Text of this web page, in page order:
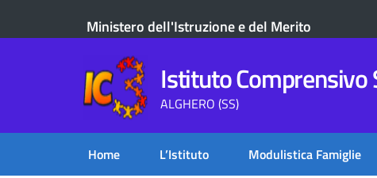
Ministero dell'Istruzione e del Merito
Istituto Comprensivo
ALGHERO (SS)
Home L’Istituto Modulistica Famiglie